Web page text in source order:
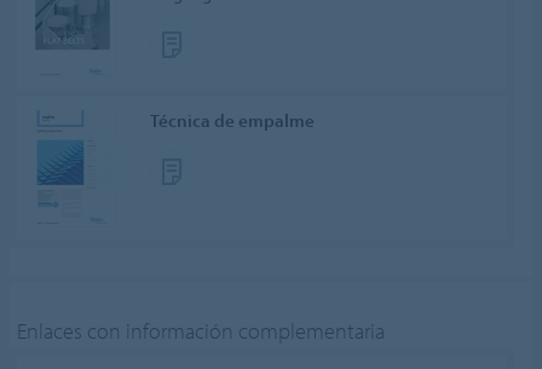
Técnica de empalme
Enlaces con información complementaria